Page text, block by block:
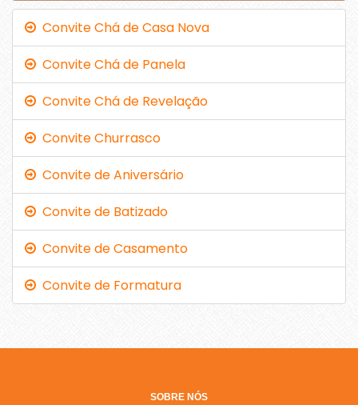
Convite Chá de Casa Nova
Convite Chá de Panela
Convite Chá de Revelação
Convite Churrasco
Convite de Aniversário
Convite de Batizado
Convite de Casamento
Convite de Formatura
SOBRE NÓS